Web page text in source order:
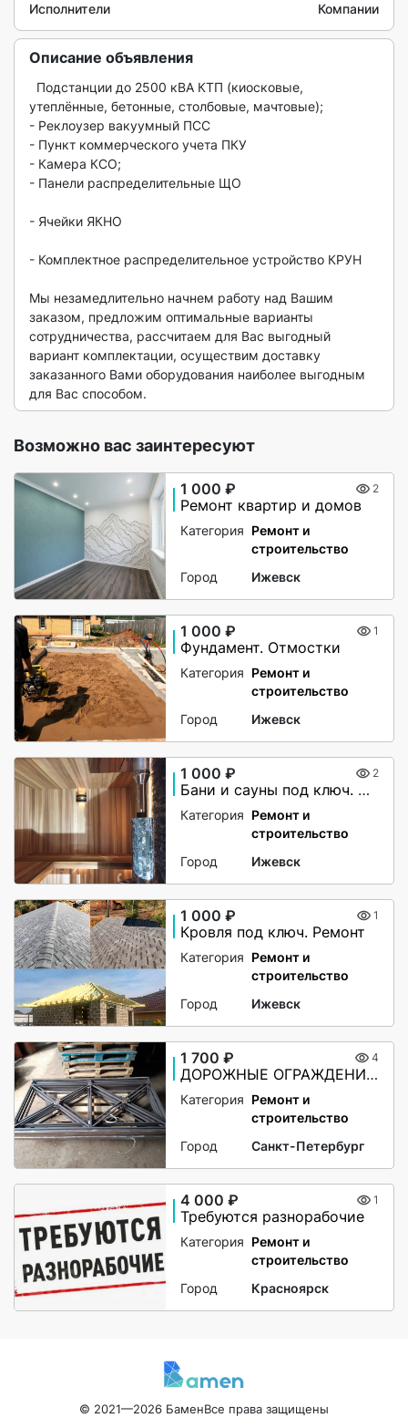
Исполнители
Компании
Описание объявления
утеплённые, бетонные, столбовые, мачтовые);
- Реклоузер вакуумный ПСС
- Пункт коммерческого учета ПКУ
- Камера КСО;
- Панели распределительные ЩО
- Ячейки ЯКНО
- Комплектное распределительное устройство КРУН
Мы незамедлительно начнем работу над Вашим
заказом, предложим оптимальные варианты
сотрудничества, рассчитаем для Вас выгодный
вариант комплектации, осуществим доставку
заказанного Вами оборудования наиболее выгодным
для Вас способом.
Возможно вас заинтересуют
1 000 ₽ 2
Ремонт квартир и домов
Категория Ремонт и
строительство
Город
Ижевск
1 000 ₽ 1
Фундамент. Отмостки
Категория Ремонт и
строительство
Город
Ижевск
1 000 ₽ 2
Бани и сауны под ключ. Ремонт
Категория Ремонт и
строительство
Город
Ижевск
1 000 ₽ 1
Кровля под ключ. Ремонт
Категория Ремонт и
строительство
Город
Ижевск
1 700 ₽ 4
ДОРОЖНЫЕ ОГРАЖДЕНИЯ ПО-1
Категория Ремонт и
строительство
Город
Санкт-Петербург
4 000 ₽ 1
Требуются разнорабочие
Категория Ремонт и
строительство
Город
Красноярск
© 2021—2026 БаменВсе права защищены